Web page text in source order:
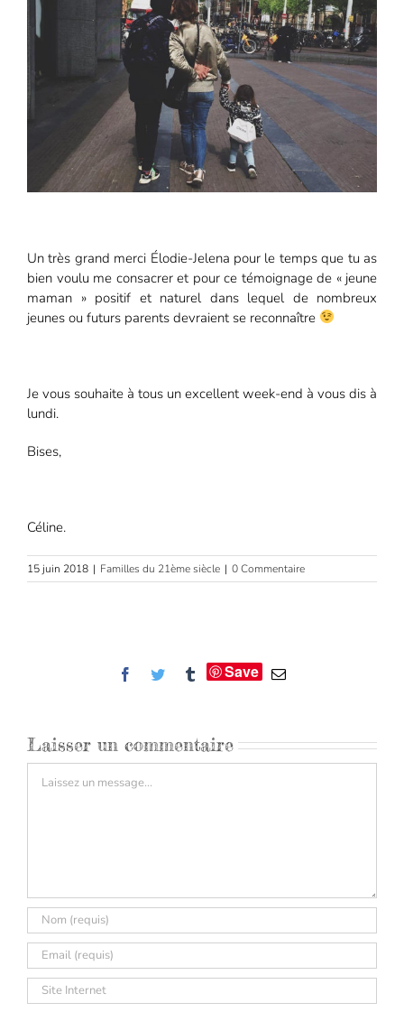
Un très grand merci Élodie-Jelena pour le temps que tu as
bien voulu me consacrer et pour ce témoignage de « jeune
maman » positif et naturel dans lequel de nombreux
jeunes ou futurs parents devraient se reconnaître
Je vous souhaite à tous un excellent week-end à vous dis à
lundi.
Bises,
Céline.
15 juin 2018 | Familles du 21ème siècle | 0 Commentaire
Facebook
Twitter TumblrSave Email
Laisser un commentaire